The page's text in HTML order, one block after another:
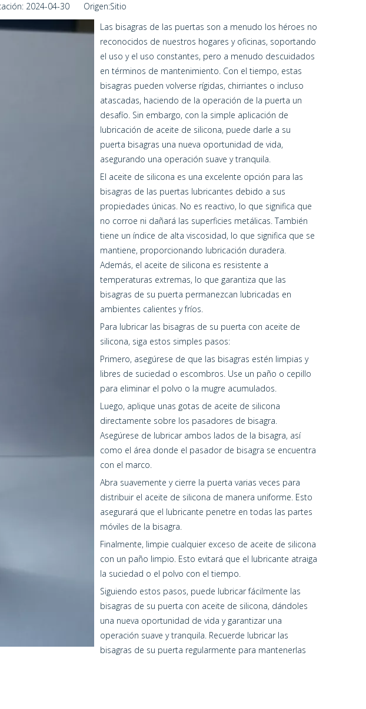
2024-04-30 Origen:Sitio
Las bisagras de las puertas son a menudo los héroes no
reconocidos de nuestros hogares y oficinas, soportando
el uso y el uso constantes, pero a menudo descuidados
en términos de mantenimiento. Con el tiempo, estas
bisagras pueden volverse rígidas, chirriantes o incluso
atascadas, haciendo de la operación de la puerta un
desafío. Sin embargo, con la simple aplicación de
lubricación de aceite de silicona, puede darle a su
puerta bisagras una nueva oportunidad de vida,
asegurando una operación suave y tranquila.
El aceite de silicona es una excelente opción para las
bisagras de las puertas lubricantes debido a sus
propiedades únicas. No es reactivo, lo que significa que
no corroe ni dañará las superficies metálicas. También
tiene un índice de alta viscosidad, lo que significa que se
mantiene, proporcionando lubricación duradera.
Además, el aceite de silicona es resistente a
temperaturas extremas, lo que garantiza que las
bisagras de su puerta permanezcan lubricadas en
ambientes calientes y fríos.
Para lubricar las bisagras de su puerta con aceite de
silicona, siga estos simples pasos:
Primero, asegúrese de que las bisagras estén limpias y
libres de suciedad o escombros. Use un paño o cepillo
para eliminar el polvo o la mugre acumulados.
Luego, aplique unas gotas de aceite de silicona
directamente sobre los pasadores de bisagra.
Asegúrese de lubricar ambos lados de la bisagra, así
como el área donde el pasador de bisagra se encuentra
con el marco.
Abra suavemente y cierre la puerta varias veces para
distribuir el aceite de silicona de manera uniforme. Esto
asegurará que el lubricante penetre en todas las partes
móviles de la bisagra.
Finalmente, limpie cualquier exceso de aceite de silicona
con un paño limpio. Esto evitará que el lubricante atraiga
la suciedad o el polvo con el tiempo.
Siguiendo estos pasos, puede lubricar fácilmente las
bisagras de su puerta con aceite de silicona, dándoles
una nueva oportunidad de vida y garantizar una
operación suave y tranquila. Recuerde lubricar las
bisagras de su puerta regularmente para mantenerlas